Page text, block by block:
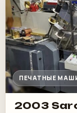
ПЕЧАТНЫЕ
2003